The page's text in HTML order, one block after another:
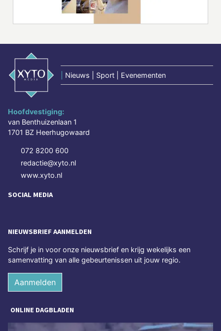
Nieuws | Sport | Evenementen
Hoofdvestiging:
van Benthuizenlaan 1
1701 BZ Heerhugowaard
072 8200 600
redactie@xyto.nl
www.xyto.nl
SOCIAL MEDIA
NIEUWSBRIEF AANMELDEN
Schrijf je in voor onze nieuwsbrief en krijg wekelijks een
samenvatting van alle gebeurtenissen uit jouw regio.
Aanmelden
ONLINE DAGBLADEN